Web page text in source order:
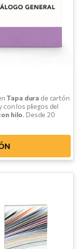
Tapa dura de cartón
con los pliegos del
hilo. Desde 20